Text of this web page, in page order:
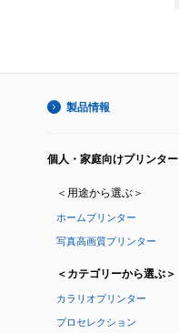
製品情報
個人・家庭向けプリンター
＜用途から選ぶ＞
ホームプリンター
写真高画質プリンター
＜カテゴリーから選ぶ＞
カラリオプリンター
プロセレクション